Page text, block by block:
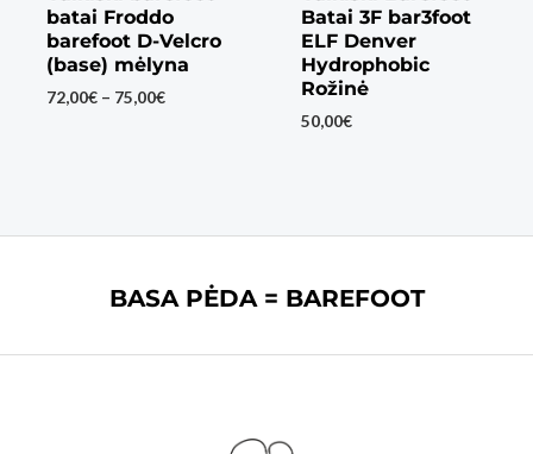
batai Froddo
barefoot D-Velcro
(base) mėlyna
72,00€ – 75,00€Price
Batai 3F bar3foot
ELF Denver
Hydrophobic
Rožinė
50,00€
BASA PĖDA = BAREFOOT